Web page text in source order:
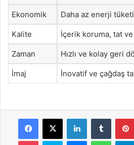
Ekonomik Daha az enerji
Kalite İçerik koruma, tat ve
Zaman Hızlı ve kolay geri
İmaj İnovatif ve çağdaş
Facebook
X LinkedInTumblr
Pocket Skype Messenger